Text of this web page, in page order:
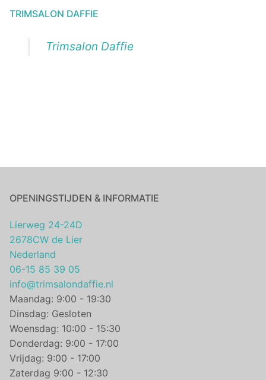
TRIMSALON DAFFIE
Trimsalon Daffie
OPENINGSTIJDEN & INFORMATIE
Lierweg 24-24D
2678CW de Lier
Nederland
06-15 85 39 05
info@trimsalondaffie.nl
Maandag: 9:00 - 19:30
Dinsdag: Gesloten
Woensdag: 10:00 - 15:30
Donderdag: 9:00 - 17:00
Vrijdag: 9:00 - 17:00
Zaterdag 9:00 - 12:30